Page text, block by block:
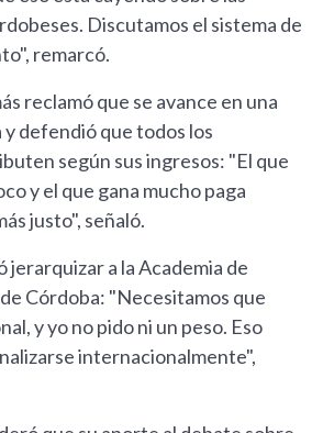
Discutamos el sistema de
remarcó.
reclamó que se avance en una
defendió que todos los
según sus ingresos: "El que
y el que gana mucho paga
justo", señaló.
jerarquizar a la Academia de
Córdoba: "Necesitamos que
y yo no pido ni un peso. Eso
internacionalmente",